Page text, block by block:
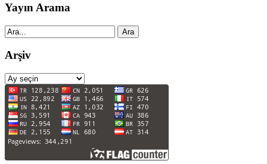
Yayın Arama
Ara
Arşiv
Arşiv